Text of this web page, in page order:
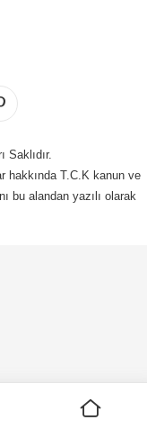
Saklıdır.
hakkında T.C.K kanun ve
bu alandan yazılı olarak